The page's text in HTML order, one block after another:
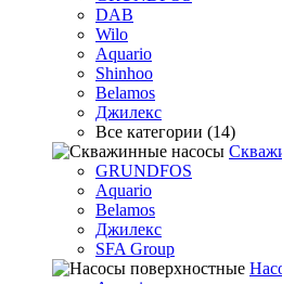
DAB
Wilo
Aquario
Shinhoo
Belamos
Джилекс
Все категории (14)
GRUNDFOS
Aquario
Belamos
Джилекс
SFA Group